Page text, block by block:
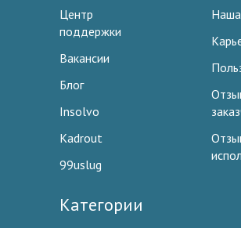
Центр
поддержки
Вакансии
Блог
Insolvo
Kadrout
99uslug
Наша
Категории